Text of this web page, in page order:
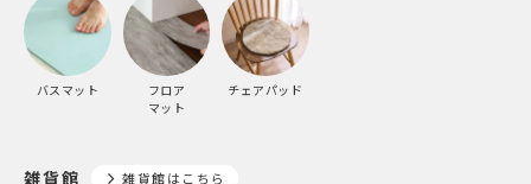
バスマット
フロア
マット
チェアパッド
雑貨館 雑貨館はこちら